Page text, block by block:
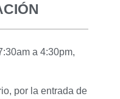
a 4:30pm,
por la entrada de